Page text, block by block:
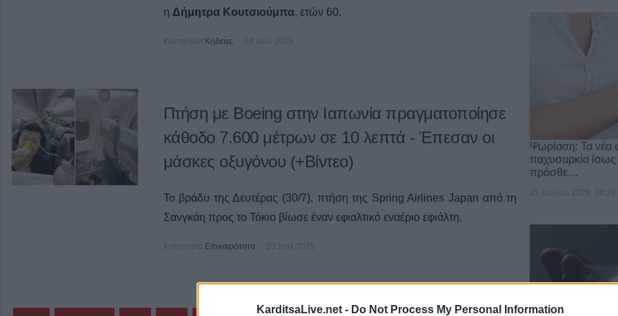
KarditsaLive.net - Do Not Process My Personal Information
η Δήμητρα Κουτσιούμπα, ετών 60.
Κατηγορία Κηδείες 03 Ιουλ 2025
Πτήση με Boeing στην Ιαπωνία πραγματοποίησε
κάθοδο 7.600 μέτρων σε 10 λεπτά - Έπεσαν οι
μάσκες οξυγόνου (+Βίντεο)
Το βράδυ της Δευτέρας (30/7), πτήση της Spring Airlines Japan από τη
Σανγκάη προς το Τόκιο βίωσε έναν εφιαλτικό εναέριο εφιάλτη.
Κατηγορία Επικαιρότητα 03 Ιουλ 2025
Ψωρίαση: Τα νέα
παχυσαρκία
πρόσθε…
25 Ιουλίου 2026, 08:29